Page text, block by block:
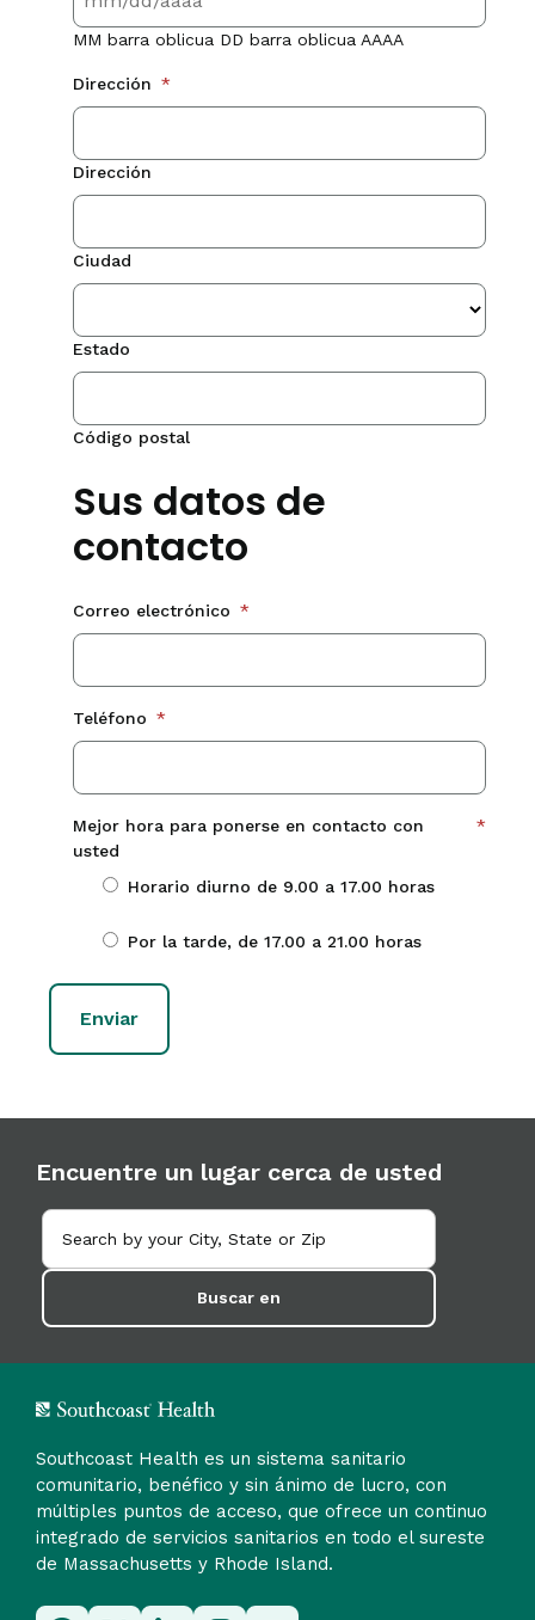
MM barra oblicua DD barra oblicua AAAA
Dirección *
Dirección
Ciudad
Estado
Código postal
Sus datos de
contacto
Correo electrónico *
Teléfono *
Mejor hora para ponerse en contacto con
usted
*
Horario diurno de 9.00 a 17.00 horas
Por la tarde, de 17.00 a 21.00 horas
Encuentre un lugar cerca de usted
Buscar en
Southcoast Health es un sistema sanitario
comunitario, benéfico y sin ánimo de lucro, con
múltiples puntos de acceso, que ofrece un continuo
integrado de servicios sanitarios en todo el sureste
de Massachusetts y Rhode Island.